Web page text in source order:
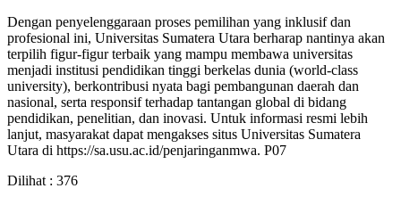
Dengan penyelenggaraan proses pemilihan yang inklusif dan
profesional ini, Universitas Sumatera Utara berharap nantinya akan
terpilih figur-figur terbaik yang mampu membawa universitas
menjadi institusi pendidikan tinggi berkelas dunia (world-class
university), berkontribusi nyata bagi pembangunan daerah dan
nasional, serta responsif terhadap tantangan global di bidang
pendidikan, penelitian, dan inovasi. Untuk informasi resmi lebih
lanjut, masyarakat dapat mengakses situs Universitas Sumatera
Utara di https://sa.usu.ac.id/penjaringanmwa. P07
Dilihat : 376